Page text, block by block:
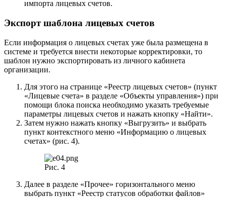
импорта лицевых счетов.
Экспорт шаблона лицевых счетов
Если информация о лицевых счетах уже была размещена в
системе и требуется внести некоторые корректировки, то
шаблон нужно экспортировать из личного кабинета
организации.
Для этого на странице «Реестр лицевых счетов» (пункт
«Лицевые счета» в разделе «Объекты управления») при
помощи блока поиска необходимо указать требуемые
параметры лицевых счетов и нажать кнопку «Найти».
Затем нужно нажать кнопку «Выгрузить» и выбрать
пункт контекстного меню «Информацию о лицевых
счетах» (рис. 4).
Рис. 4
Далее в разделе «Прочее» горизонтального меню
выбрать пункт «Реестр статусов обработки файлов»